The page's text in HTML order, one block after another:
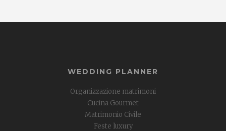
WEDDING PLANNER
Organizzazione matrimoni
Cucina Gourmet
Matrimonio Civile
Feste luxury